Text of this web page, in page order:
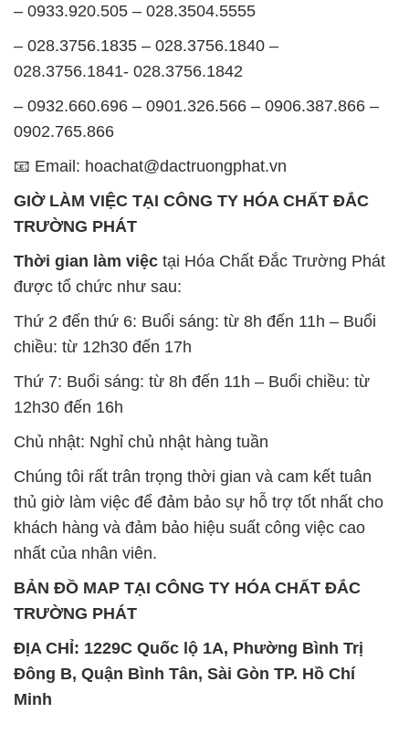
– 0933.920.505 – 028.3504.5555
– 028.3756.1835 – 028.3756.1840 –
028.3756.1841- 028.3756.1842
– 0932.660.696 – 0901.326.566 – 0906.387.866 –
0902.765.866
📧 Email: hoachat@dactruongphat.vn
GIỜ LÀM VIỆC TẠI CÔNG TY HÓA CHẤT ĐẮC
TRƯỜNG PHÁT
Thời gian làm việc tại Hóa Chất Đắc Trường Phát
được tổ chức như sau:
Thứ 2 đến thứ 6: Buổi sáng: từ 8h đến 11h – Buổi
chiều: từ 12h30 đến 17h
Thứ 7: Buổi sáng: từ 8h đến 11h – Buổi chiều: từ
12h30 đến 16h
Chủ nhật: Nghỉ chủ nhật hàng tuần
Chúng tôi rất trân trọng thời gian và cam kết tuân
thủ giờ làm việc để đảm bảo sự hỗ trợ tốt nhất cho
khách hàng và đảm bảo hiệu suất công việc cao
nhất của nhân viên.
BẢN ĐỒ MAP TẠI CÔNG TY HÓA CHẤT ĐẮC
TRƯỜNG PHÁT
ĐỊA CHỈ: 1229C Quốc lộ 1A, Phường Bình Trị
Đông B, Quận Bình Tân, Sài Gòn TP. Hồ Chí
Minh